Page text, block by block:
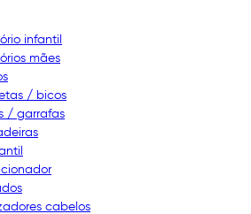
infantil
mães
/ bicos
/ garrafas
cabelos